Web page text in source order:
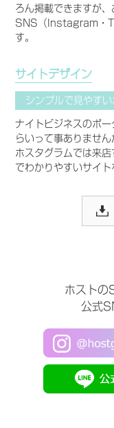
ろん掲載できますが
SNS（Instagram・
す。
サイトデザイン
シンプルで見やす
ナイトビジネスのポ
らいって事ありません
ホスタグラムでは来
でわかりやすいサイト
ホストの
公式